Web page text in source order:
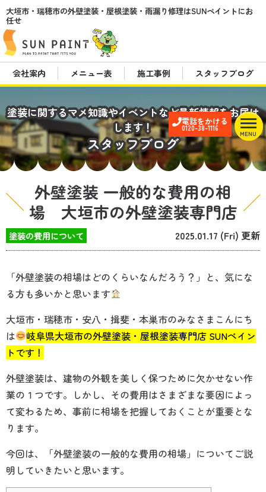
電話をかける
0120-38-1116
MENU
大垣市・瑞穂市の外壁塗装・屋根塗装・雨漏り修理はSUNペイントにお
任せ
会社案内 メニュー表 施工事例 スタッフブログ
塗装に関するマメ知識やイベントなど最新情報をお届け
します！
スタッフブログ
外壁塗装 一般的な費用の相
場 大垣市の外壁塗装専門店
塗装の費用について 2025.01.17 (Fri) 更新
「外壁塗装の相場はどのくらいなんだろう？」と、気にな
る方も多いかと思います
大垣市・瑞穂市・安八・揖斐・本巣市のみなさまこんにち
は
岐阜県大垣市の外壁塗装・屋根塗装専門店 SUNペイン
トです！
外壁塗装は、建物の外観を美しく保つために欠かせない作
業の１つです。しかし、その費用はさまざまな要因によっ
て変わるため、事前に相場を把握しておくことが重要とな
ります。
今回は、「外壁塗装の一般的な費用の相場」についてご説
明していきたいと思います。